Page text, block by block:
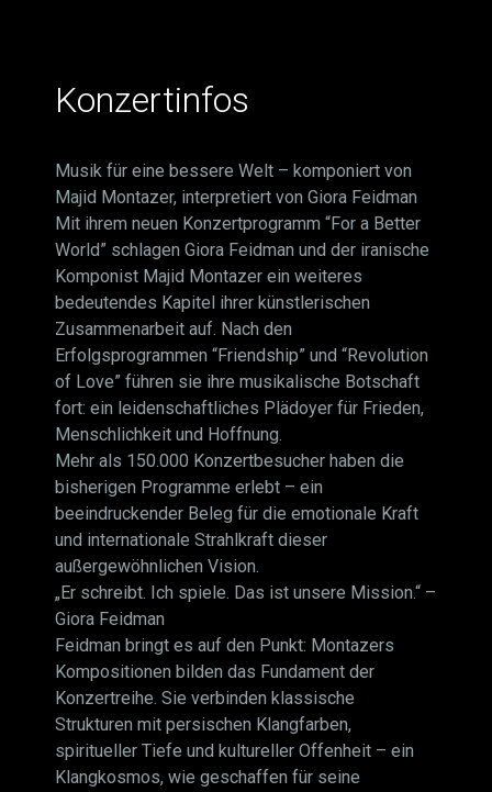
Konzertinfos
Musik für eine bessere Welt – komponiert von
Majid Montazer, interpretiert von Giora Feidman
Mit ihrem neuen Konzertprogramm “For a Better
World” schlagen Giora Feidman und der iranische
Komponist Majid Montazer ein weiteres
bedeutendes Kapitel ihrer künstlerischen
Zusammenarbeit auf. Nach den
Erfolgsprogrammen “Friendship” und “Revolution
of Love” führen sie ihre musikalische Botschaft
fort: ein leidenschaftliches Plädoyer für Frieden,
Menschlichkeit und Hoffnung.
Mehr als 150.000 Konzertbesucher haben die
bisherigen Programme erlebt – ein
beeindruckender Beleg für die emotionale Kraft
und internationale Strahlkraft dieser
außergewöhnlichen Vision.
„Er schreibt. Ich spiele. Das ist unsere Mission.“ –
Giora Feidman
Feidman bringt es auf den Punkt: Montazers
Kompositionen bilden das Fundament der
Konzertreihe. Sie verbinden klassische
Strukturen mit persischen Klangfarben,
spiritueller Tiefe und kultureller Offenheit – ein
Klangkosmos, wie geschaffen für seine